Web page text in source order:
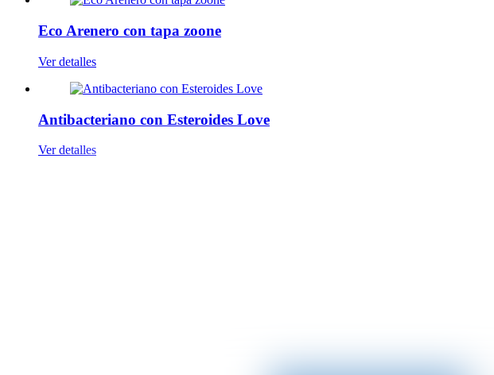
Eco Arenero con tapa zoone
Ver detalles
Antibacteriano con Esteroides Love
Ver detalles